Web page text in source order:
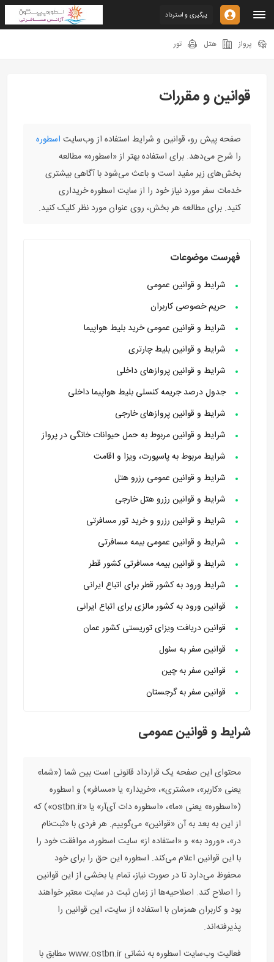
پیگیری و استرداد
پرواز هتل تور
قوانین و مقررات
صفحه پیش رو، قوانین و شرایط استفاده از وب‌سایت اسطوره
را شرح می‌دهد. برای استفاده بهتر از «اسطوره» مطالعه
بخش‌های زیر مفید است و باعث می‌شود با آگاهی بیشتری
خدمات سفر مورد نیاز خود را از سایت اسطوره خریداری
کنید. برای مطالعه هر بخش، روی عنوان مورد نظر کلیک کنید.
فهرست موضوعات
شرایط و قوانین عمومی
حریم خصوصی کاربران
شرایط و قوانین عمومی خرید بلیط هواپیما
شرایط و قوانین بلیط چارتری
شرایط و قوانین پروازهای داخلی
جدول درصد جریمه کنسلی بلیط هواپیما داخلی
شرایط و قوانین پروازهای خارجی
شرایط و قوانین مربوط به حمل حیوانات خانگی در پرواز
شرایط مربوط به پاسپورت، ویزا و اقامت
شرایط و قوانین عمومی رزرو هتل
شرایط و قوانین رزرو هتل خارجی
شرایط و قوانین رزرو و خرید تور مسافرتی
شرایط و قوانین عمومی بیمه مسافرتی
شرایط و قوانین بیمه مسافرتی کشور قطر
شرایط ورود به کشور قطر برای اتباع ایرانی
قوانین ورود به کشور مالزی برای اتباع ایرانی
قوانین دریافت ویزای توریستی کشور عمان
قوانین سفر به سئول
قوانین سفر به چین
قوانین سفر به گرجستان
شرایط و قوانین عمومی
محتوای این صفحه یک قرارداد قانونی است بین شما («شما»
یعنی «کاربر»، «مشتری»، «خریدار» یا «مسافر») و اسطوره
(«اسطوره» یعنی «ما»، «اسطوره دات آی‌آر» یا «ostbn.ir») که
از این به بعد به آن «قوانین» می‌گوییم. هر فردی با «ثبت‌نام
در»، «ورود به» و «استفاده از» سایت اسطوره، موافقت خود را
با این قوانین اعلام می‌کند. اسطوره این حق را برای خود
محفوظ می‌دارد تا در صورت نیاز، تمام یا بخشی از این قوانین
را اصلاح کند. اصلاحیه‌ها از زمان ثبت در سایت معتبر خواهند
بود و کاربران همزمان با استفاده از سایت، این قوانین را
پذیرفته‌اند.
فعالیت وب‌سایت اسطوره به نشانی www.ostbn.ir مطابق با